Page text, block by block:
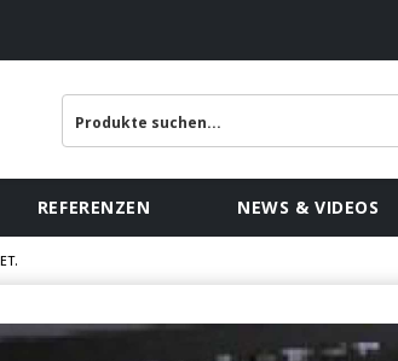
REFERENZEN NEWS & VIDEOS